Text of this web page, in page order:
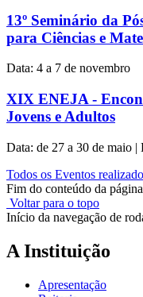
13º Seminário da
para Ciências e
Data: 4 a 7 de novembro
XIX ENEJA -
Jovens e Adultos
Data: de 27 a 30 de maio
Todos os Eventos
Fim do conteúdo da página
Voltar para o topo
Início da navegação de
A Instituição
Apresentação